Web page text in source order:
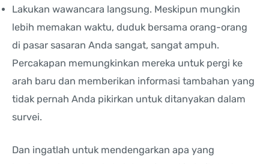
Lakukan wawancara langsung. Meskipun mungkin
lebih memakan waktu, duduk bersama orang-orang
di pasar sasaran Anda sangat, sangat ampuh.
Percakapan memungkinkan mereka untuk pergi ke
arah baru dan memberikan informasi tambahan yang
tidak pernah Anda pikirkan untuk ditanyakan dalam
survei.
Dan ingatlah untuk mendengarkan apa yang